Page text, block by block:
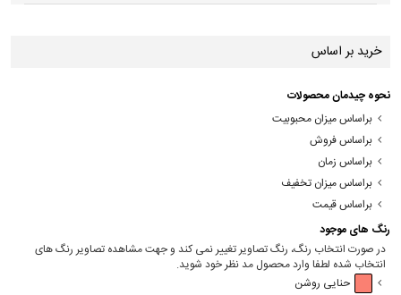
خرید بر اساس
نحوه چیدمان محصولات
براساس میزان محبوبیت
براساس فروش
براساس زمان
براساس میزان تخفیف
براساس قیمت
رنگ های موجود
در صورت انتخاب رنگ، رنگ تصاویر تغییر نمی کند و جهت مشاهده تصاویر رنگ های
انتخاب شده لطفا وارد محصول مد نظر خود شوید.
حنایی روشن